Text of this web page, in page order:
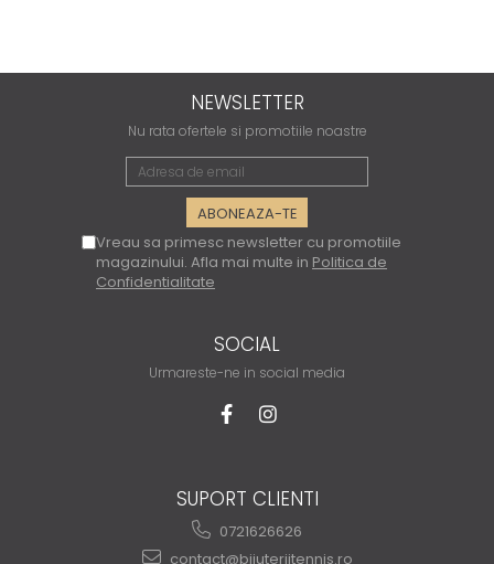
NEWSLETTER
Nu rata ofertele si promotiile noastre
Vreau sa primesc newsletter cu promotiile
magazinului. Afla mai multe in Politica de
Confidentialitate
SOCIAL
Urmareste-ne in social media
SUPORT CLIENTI
0721626626
contact@bijuteriitennis.ro